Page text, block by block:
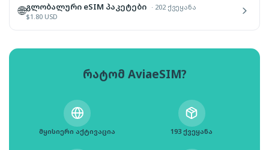
🌐გლობალური eSIM პაკეტები · 202 ქვეყანა
$1.80 USD
რატომ AviaeSIM?
მყისიერი აქტივაცია 193 ქვეყანა